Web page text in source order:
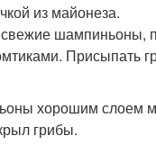
из майонеза.
шампиньоны,
Присыпать
хорошим слоем
грибы.